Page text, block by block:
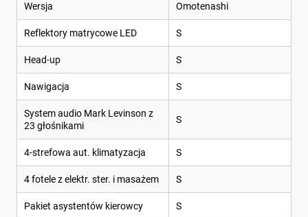
Wersja Omotenashi
Reflektory matrycowe LED S
Head-up S
Nawigacja S
System audio Mark Levinson z
23 głośnikami
S
4-strefowa aut. klimatyzacja S
4 fotele z elektr. ster. i masażem S
Pakiet asystentów kierowcy S